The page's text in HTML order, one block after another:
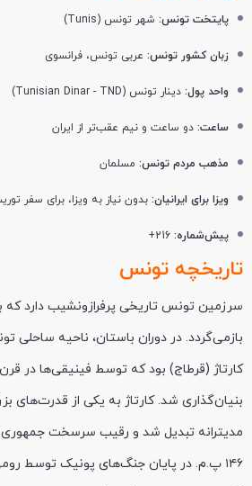
پایتخت تونس: شهر تونس (Tunis)
زبان کشور تونس: عربی تونس، فرانسوی
واحد پول: دینار تونس (Tunisian Dinar - TND)
ساعت: دو ساعت و نیم عقب‌تر از ایران
مذهب مردم تونس: مسلمان
ویزا برای ایرانیان: بدون نیاز به ویزا، برای سفر توریستی
پیش‌شماره:
تاریخچه تونس
سرزمین تونس تاریخی پرفرازونشیب دارد
بازمی‌گردد. در دوران باستان، ناحیه ساحلی
کارتاژ (قرطاج) بود که توسط فینیقی‌ها در
بنیان‌گذاری شد. کارتاژ به یکی از قدرت‌های
مدیترانه تبدیل شد و رقیب سرسخت جمهوری
۱۴۶ پ.م. در پایان جنگ‌های پونیک توسط